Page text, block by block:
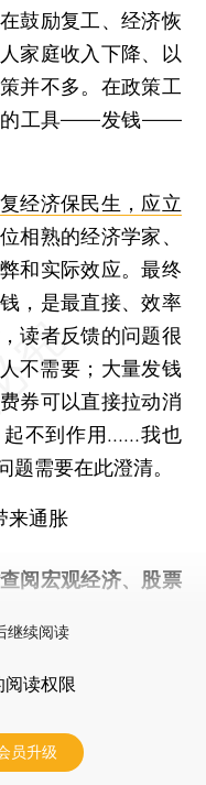
鼓励复工、经济恢
家庭收入下降、以
并不多。在政策工
的工具——发钱——
复经济保民生，应立
相熟的经济学家、
和实际效应。最终
，是最直接、效率
读者反馈的问题很
不需要；大量发钱
券可以直接拉动消
起不到作用……我也
题需要在此澄清。
来通胀
阅宏观经济、股票
继续阅读
阅读权限
员升级